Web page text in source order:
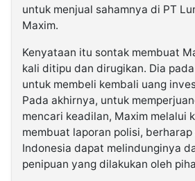
untuk menjual sahamnya di PT
Maxim.
Kenyataan itu sontak membuat
kali ditipu dan dirugikan. Dia
untuk membeli kembali uang
Pada akhirnya, untuk
mencari keadilan, Maxim melalui
membuat laporan polisi,
Indonesia dapat melindunginya
penipuan yang dilakukan oleh